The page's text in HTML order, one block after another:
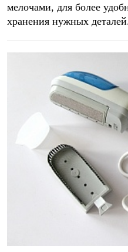
мелочами, для более
хранения нужных